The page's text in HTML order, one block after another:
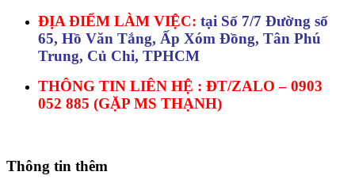
ĐỊA ĐIỂM LÀM VIỆC: tại Số 7/7 Đường số
65, Hồ Văn Tắng, Ấp Xóm Đồng, Tân Phú
Trung, Củ Chi, TPHCM
THÔNG TIN LIÊN HỆ : ĐT/ZALO – 0903
052 885 (GẶP MS THẠNH)
Thông tin thêm